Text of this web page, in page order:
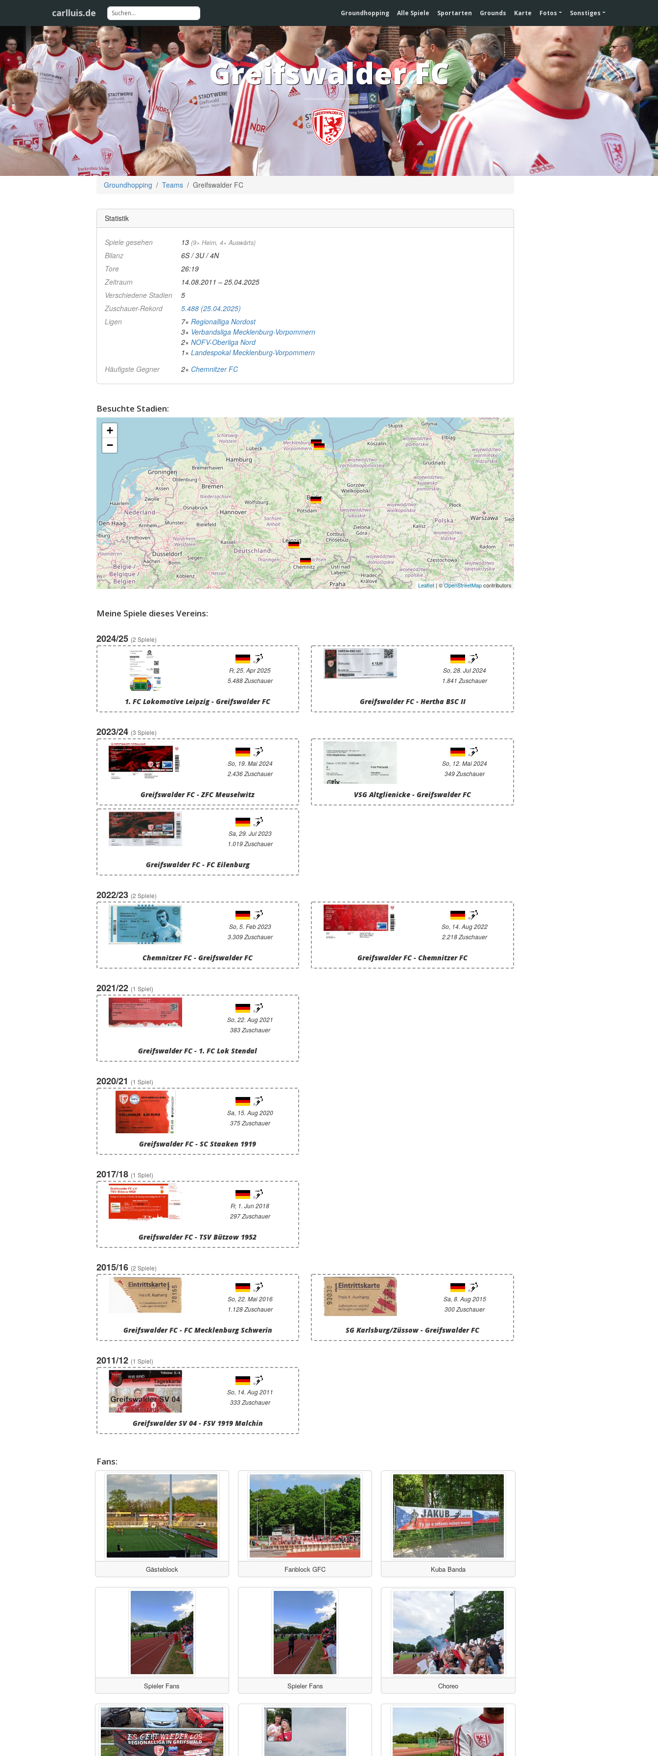
carlluis.de Groundhopping Alle Spiele Sportarten Grounds Karte Fotos Sonstiges
Greifswalder FC
Groundhopping Teams Greifswalder FC
Statistik
Spiele gesehen 13 (9× Heim, 4× Auswärts)
Bilanz
6S / 3U / 4N
Tore
26:19
Zeitraum
14.08.2011 – 25.04.2025
Verschiedene Stadien
5
Zuschauer-Rekord
5.488 (25.04.2025)
Ligen
7× Regionalliga Nordost
3× Verbandsliga Mecklenburg-Vorpommern
2× NOFV-Oberliga Nord
1× Landespokal Mecklenburg-Vorpommern
Häufigste Gegner
2× Chemnitzer FC
Besuchte Stadien:
+
−
Leaflet| ©OpenStreetMapcontributors
Meine Spiele dieses Vereins:
2024/25 (2 Spiele)
Fr, 25. Apr 2025
5.488 Zuschauer
1. FC Lokomotive Leipzig - Greifswalder FC
So, 28. Jul 2024
1.841 Zuschauer
Greifswalder FC - Hertha BSC II
2023/24 (3 Spiele)
So, 19. Mai 2024
2.436 Zuschauer
Greifswalder FC - ZFC Meuselwitz
So, 12. Mai 2024
349 Zuschauer
VSG Altglienicke - Greifswalder FC
Sa, 29. Jul 2023
1.019 Zuschauer
Greifswalder FC - FC Eilenburg
2022/23 (2 Spiele)
So, 5. Feb 2023
3.309 Zuschauer
Chemnitzer FC - Greifswalder FC
So, 14. Aug 2022
2.218 Zuschauer
Greifswalder FC - Chemnitzer FC
2021/22 (1 Spiel)
So, 22. Aug 2021
383 Zuschauer
Greifswalder FC - 1. FC Lok Stendal
2020/21 (1 Spiel)
Sa, 15. Aug 2020
375 Zuschauer
Greifswalder FC - SC Staaken 1919
2017/18 (1 Spiel)
Fr, 1. Jun 2018
297 Zuschauer
Greifswalder FC - TSV Bützow 1952
2015/16 (2 Spiele)
So, 22. Mai 2016
1.128 Zuschauer
Greifswalder FC - FC Mecklenburg Schwerin
Sa, 8. Aug 2015
300 Zuschauer
SG Karlsburg/Züssow - Greifswalder FC
2011/12 (1 Spiel)
So, 14. Aug 2011
333 Zuschauer
Greifswalder SV 04 - FSV 1919 Malchin
Fans:
Gästeblock Fanblock GFC Kuba Banda
Spieler Fans Spieler Fans Choreo